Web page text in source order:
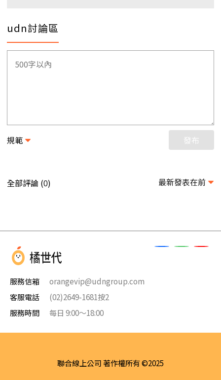
udn討論區
規範 發布
全部評論 (0) 最新發表在前
服務信箱
orangevip@udngroup.com
客服電話
(02)2649-1681按2
服務時間
每日 9:00～18:00
聯合線上公司 著作權所有 ©2025